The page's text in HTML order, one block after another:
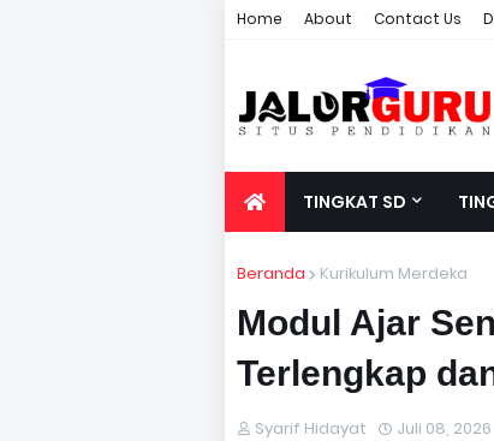
Home About Contact Us
TINGKAT SD
Beranda Kurikulum Merdeka
Modul Ajar
Terlengkap
Syarif Hidayat Juli 08, 2026